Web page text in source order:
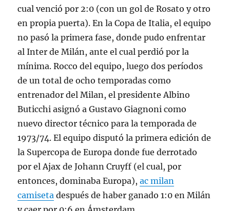
cual venció por 2:0 (con un gol de Rosato y otro
en propia puerta). En la Copa de Italia, el equipo
no pasó la primera fase, donde pudo enfrentar
al Inter de Milán, ante el cual perdió por la
mínima. Rocco del equipo, luego dos períodos
de un total de ocho temporadas como
entrenador del Milan, el presidente Albino
Buticchi asignó a Gustavo Giagnoni como
nuevo director técnico para la temporada de
1973/74. El equipo disputó la primera edición de
la Supercopa de Europa donde fue derrotado
por el Ajax de Johann Cruyff (el cual, por
entonces, dominaba Europa),ac milan
camiseta después de haber ganado 1:0 en Milán